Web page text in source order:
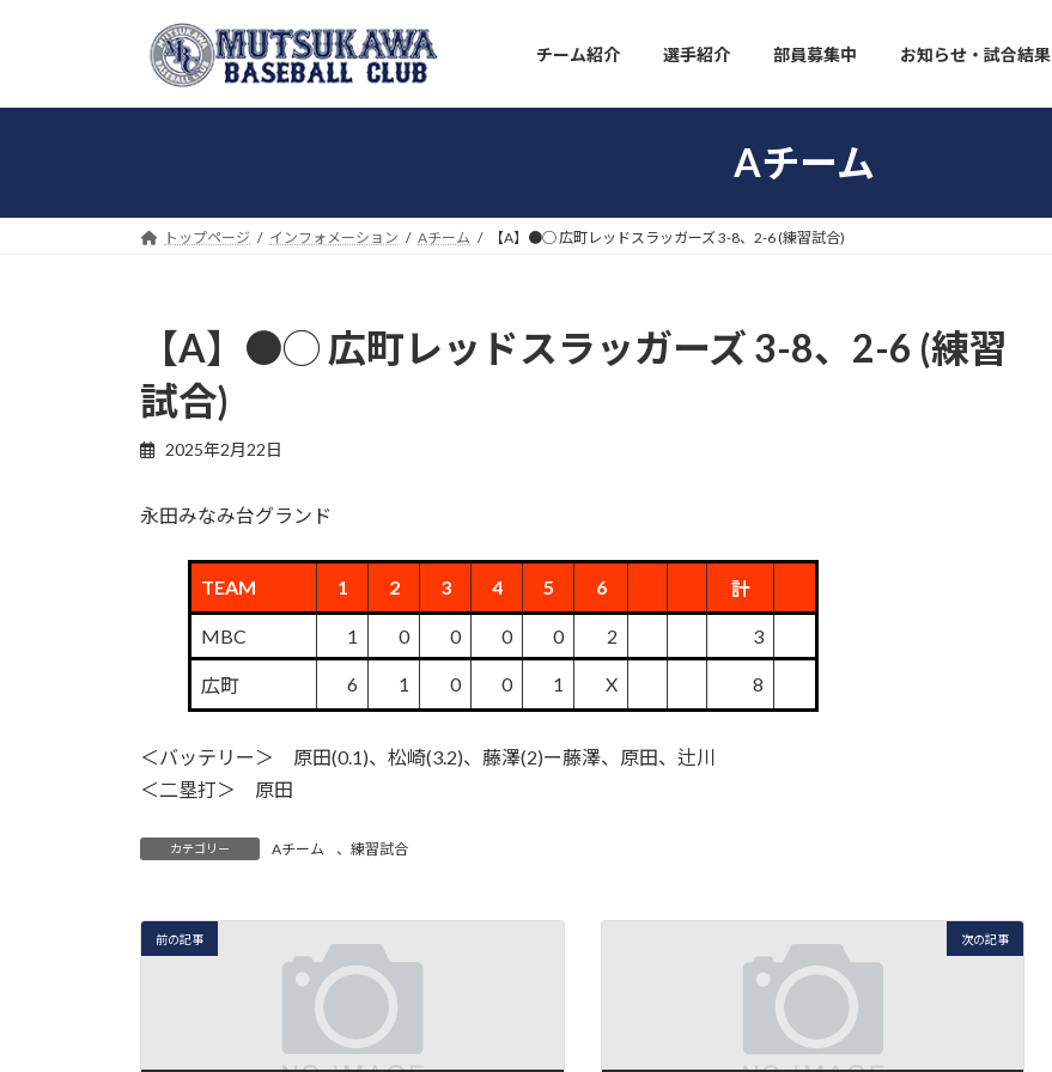
キ
に
チーム紹介 選手紹介 部員募集中 お知らせ・試合結果
Aチーム
トップページ インフォメーション Aチーム 【A】●◯ 広町レッドスラッガーズ 3-8、2-6 (練習試合)
【A】●◯ 広町レッドスラッガーズ 3-8、2-6 (練習
試合)
2025年2月22日
永田みなみ台グランド
TEAM 1 2 3 4 5 6 計
MBC 1 0 0 0 0 2 3
広町 6 1 0 0 1 X 8
＜バッテリー＞ 原田(0.1)、松崎(3.2)、藤澤(2)ー藤澤、原田、辻川
＜二塁打＞ 原田
カテゴリー Aチーム 、 練習試合
前の記事 次の記事